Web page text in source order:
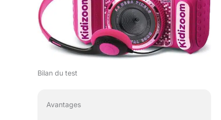
Bilan du test
Avantages